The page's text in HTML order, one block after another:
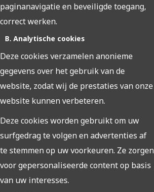
paginanavigatie en beveiligde toegang,
correct werken.
B. Analytische cookies
Deze cookies verzamelen anonieme
gegevens over het gebruik van de
website, zodat wij de prestaties van onze
website kunnen verbeteren.
Deze cookies worden gebruikt om uw
surfgedrag te volgen en advertenties af
te stemmen op uw voorkeuren. Ze zorgen
voor gepersonaliseerde content op basis
van uw interesses.